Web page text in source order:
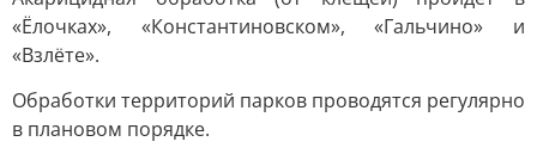
«Ёлочках», «Константиновском», «Гальчино» и
«Взлёте».
Обработки территорий парков проводятся регулярно
в плановом порядке.